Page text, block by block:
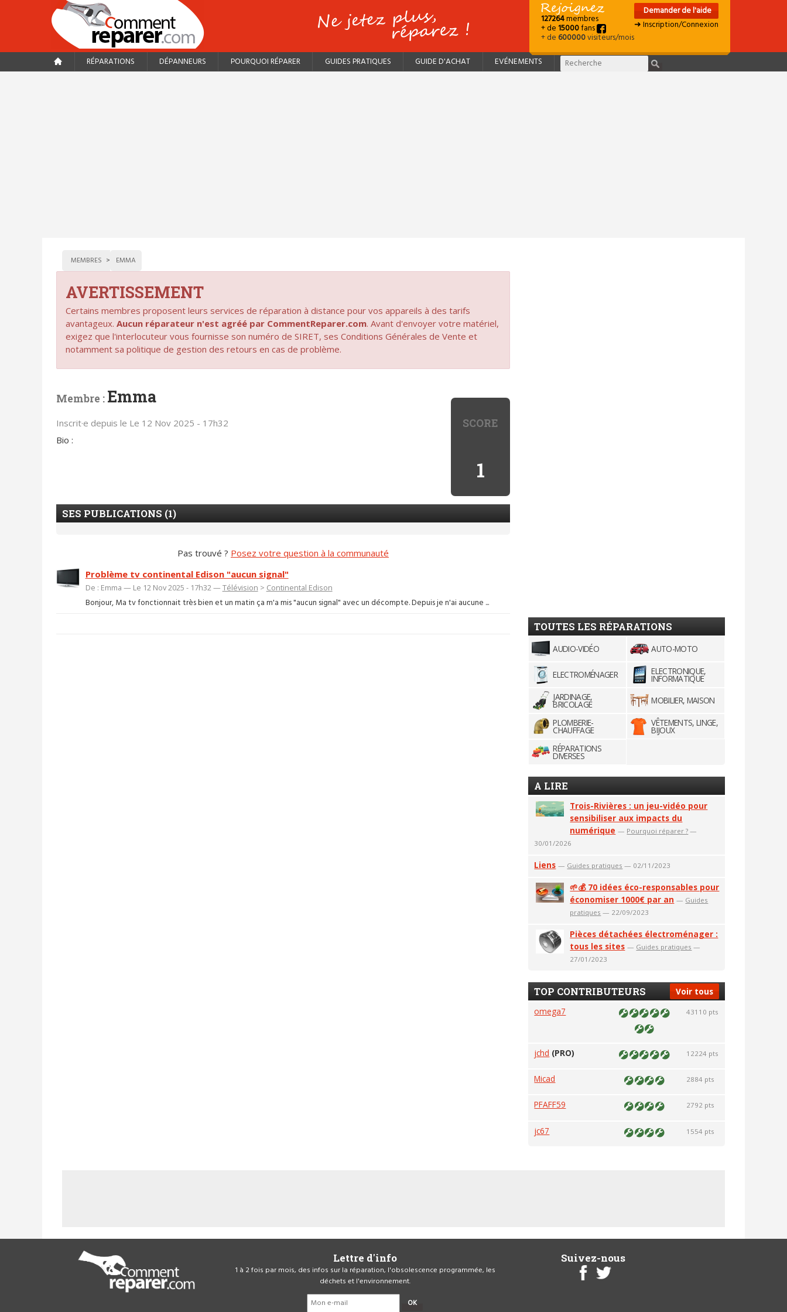
127264membres
+ de15000fans
+ de600000visiteurs/mois
Demander de l'aide
➜ Inscription/Connexion
RÉPARATIONS DÉPANNEURS POURQUOI RÉPARER GUIDES PRATIQUES GUIDE D'ACHAT EVÉNEMENTS
MEMBRES EMMA
AVERTISSEMENT
Certains membres proposent leurs services de réparation à distance pour vos appareils à des tarifs
avantageux. Aucun réparateur n'est agréé par CommentReparer.com. Avant d'envoyer votre matériel,
exigez que l'interlocuteur vous fournisse son numéro de SIRET, ses Conditions Générales de Vente et
notamment sa politique de gestion des retours en cas de problème.
SCORE
1
Membre : Emma
Inscrit·e depuis le Le 12 Nov 2025 - 17h32
Bio :
SES PUBLICATIONS (1)
Pas trouvé ? Posez votre question à la communauté
Problème tv continental Edison "aucun signal"
De : Emma — Le 12 Nov 2025 - 17h32 —Télévision > Continental Edison
Bonjour, Ma tv fonctionnait très bien et un matin ça m'a mis "aucun signal" avec un décompte. Depuis je n'ai aucune ...
TOUTES LES RÉPARATIONS
AUDIO-VIDÉO AUTO-MOTO
ELECTROMÉNAGER ELECTRONIQUE,
INFORMATIQUE
JARDINAGE,
BRICOLAGE
MOBILIER, MAISON
PLOMBERIE-
CHAUFFAGE
VÊTEMENTS, LINGE,
BIJOUX
RÉPARATIONS
DIVERSES
A LIRE
Trois-Rivières : un jeu-vidéo pour
sensibiliser aux impacts du
numérique — Pourquoi réparer ? —
30/01/2026
Liens — Guides pratiques — 02/11/2023
🌱💰 70 idées éco-responsables pour
économiser 1000€ par an — Guides
pratiques — 22/09/2023
Pièces détachées électroménager :
tous les sites — Guides pratiques —
27/01/2023
Voir tous
TOP CONTRIBUTEURS
omega7 43110 pts
jchd (PRO) 12224 pts
Micad 2884 pts
PFAFF59 2792 pts
jc67 1554 pts
Lettre d'info
1 à 2 fois par mois, des infos sur la réparation, l'obsolescence programmée, les
déchets et l'environnement.
OK
Suivez-nous